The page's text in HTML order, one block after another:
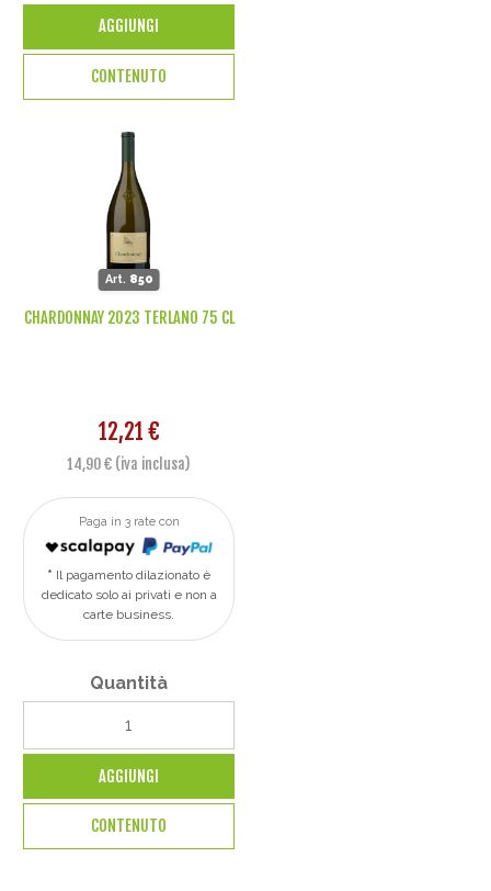
AGGIUNGI
CONTENUTO
Art. 850
CHARDONNAY 2023 TERLANO 75 CL
12,21 €
14,90 € (iva inclusa)
Paga in 3 rate con
Il pagamento dilazionato è
dedicato solo ai privati e non a
carte business.
Quantità
AGGIUNGI
CONTENUTO